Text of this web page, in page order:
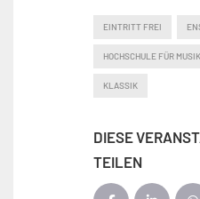
EINTRITT FREI
HOCHSCHULE FÜR
KLASSIK
DIESE
TEILEN